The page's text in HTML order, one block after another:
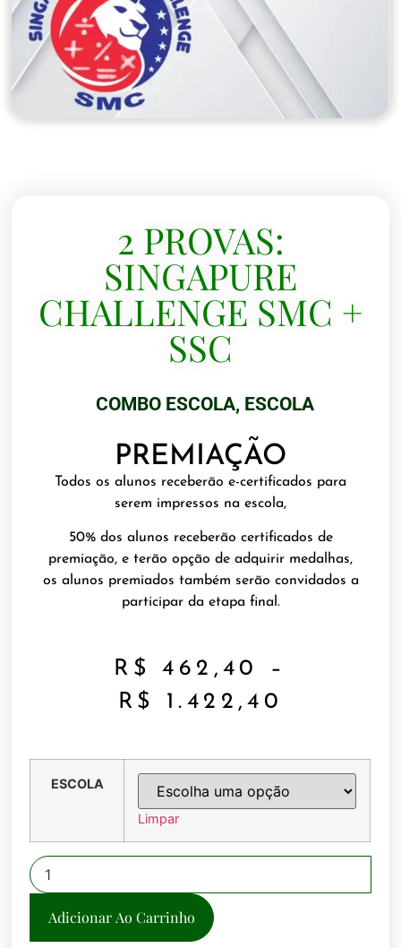
2 PROVAS:
SINGAPURE
CHALLENGE SMC +
SSC
COMBO ESCOLA, ESCOLA
PREMIAÇÃO
Todos os alunos receberão e-certificados para
serem impressos na escola,
50% dos alunos receberão certificados de
premiação, e terão opção de adquirir medalhas,
os alunos premiados também serão convidados a
participar da etapa final.
R$ 462,40
–
R$
1.422,40
ESCOLA
Limpar
Adicionar Ao Carrinho